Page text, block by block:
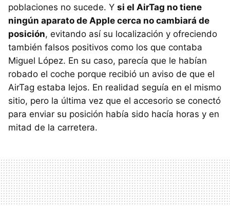
poblaciones no sucede. Y si el AirTag no tiene
ningún aparato de Apple cerca no cambiará de
posición, evitando así su localización y ofreciendo
también falsos positivos como los que contaba
Miguel López. En su caso, parecía que le habían
robado el coche porque recibió un aviso de que el
AirTag estaba lejos. En realidad seguía en el mismo
sitio, pero la última vez que el accesorio se conectó
para enviar su posición había sido hacía horas y en
mitad de la carretera.